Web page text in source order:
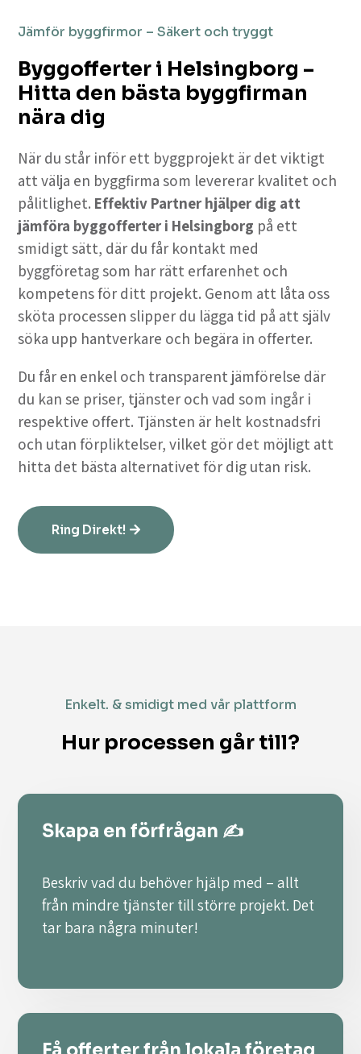
Jämför byggfirmor – Säkert och tryggt
Byggofferter i Helsingborg –
Hitta den bästa byggfirman
nära dig
När du står inför ett byggprojekt är det viktigt
att välja en byggfirma som levererar kvalitet och
pålitlighet. Effektiv Partner hjälper dig att
jämföra byggofferter i Helsingborg på ett
smidigt sätt, där du får kontakt med
byggföretag som har rätt erfarenhet och
kompetens för ditt projekt. Genom att låta oss
sköta processen slipper du lägga tid på att själv
söka upp hantverkare och begära in offerter.
Du får en enkel och transparent jämförelse där
du kan se priser, tjänster och vad som ingår i
respektive offert. Tjänsten är helt kostnadsfri
och utan förpliktelser, vilket gör det möjligt att
hitta det bästa alternativet för dig utan risk.
Ring Direkt!
Enkelt. & smidigt med vår plattform
Hur processen går till?
Skapa en förfrågan ✍️
Beskriv vad du behöver hjälp med – allt
från mindre tjänster till större projekt. Det
tar bara några minuter!